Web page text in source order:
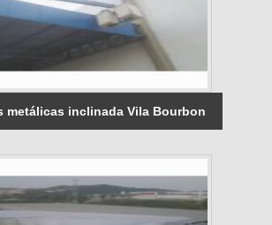
metálicas inclinada Vila Bourbon